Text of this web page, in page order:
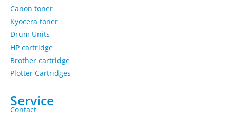
Canon toner
Kyocera toner
Drum Units
HP cartridge
Brother cartridge
Plotter Cartridges
Service
Contact